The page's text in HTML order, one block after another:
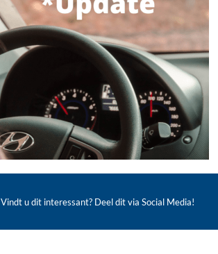
Vindt u dit interessant? Deel dit via Social Media!